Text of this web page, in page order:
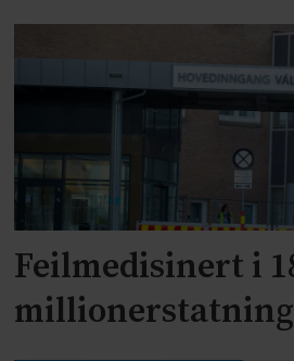
Feilmedisinert i
millionerstatning